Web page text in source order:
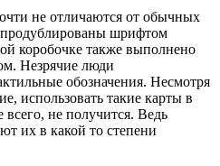
не отличаются от обычных
шрифтом
коробочке также выполнено
Незрячие люди
обозначения. Несмотря
использовать такие карты в
не получится. Ведь
их в какой то степени